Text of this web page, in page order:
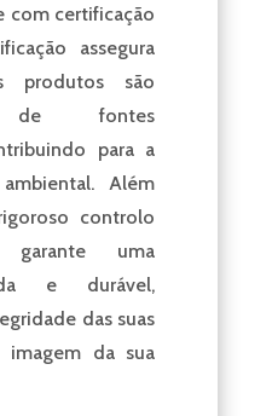
com certificação
assegura
produtos são
de fontes
para a
Além
controlo
uma
e durável,
das suas
imagem da sua